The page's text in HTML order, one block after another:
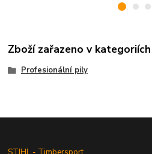
Zboží zařazeno v kategoriích
Profesionální pily